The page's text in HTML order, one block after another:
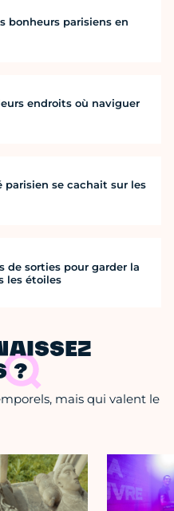
bonheurs parisiens en
endroits où naviguer
parisien se cachait sur les
de sorties pour garder la
les étoiles
?
mais qui valent le